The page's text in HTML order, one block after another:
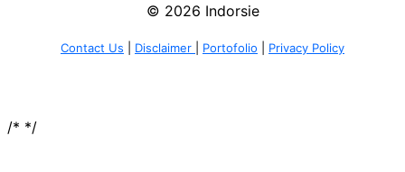
© 2026 Indorsie
Contact Us Disclaimer Portofolio Privacy Policy
/* */